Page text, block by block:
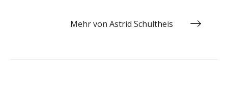
Mehr von Astrid Schultheis